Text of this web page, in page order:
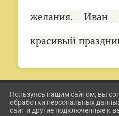
желания. Иван
красивый
2026 Г. ETKUL-KULTURA.RU
ВХОД
Пользуясь нашим сайтом, вы
обработки персональных
сайт и другие подключенные к